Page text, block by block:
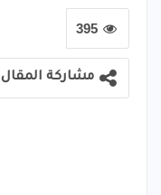
395
مشاركة المقال